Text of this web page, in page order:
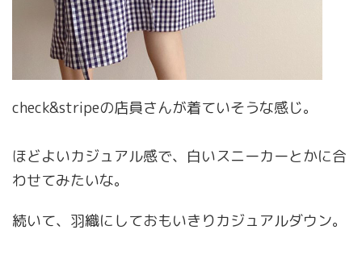
check&stripeの店員さんが着ていそうな感じ。
ほどよいカジュアル感で、白いスニーカーとかに合
わせてみたいな。
続いて、羽織にしておもいきりカジュアルダウン。